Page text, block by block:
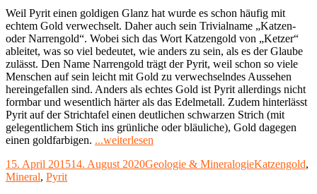
Weil Pyrit einen goldigen Glanz hat wurde es schon häufig mit
echtem Gold verwechselt. Daher auch sein Trivialname „Katzen-
oder Narrengold“. Wobei sich das Wort Katzengold von „Ketzer“
ableitet, was so viel bedeutet, wie anders zu sein, als es der Glaube
zulässt. Den Name Narrengold trägt der Pyrit, weil schon so viele
Menschen auf sein leicht mit Gold zu verwechselndes Aussehen
hereingefallen sind. Anders als echtes Gold ist Pyrit allerdings nicht
formbar und wesentlich härter als das Edelmetall. Zudem hinterlässt
Pyrit auf der Strichtafel einen deutlichen schwarzen Strich (mit
gelegentlichem Stich ins grünliche oder bläuliche), Gold dagegen
einen goldfarbigen. ...weiterlesen
das
Veröffentlicht
am
15. April 201514. August 2020Kategorien
Geologie & MineralogieSchlagwörter
Katzengold,
Mineral, Pyrit